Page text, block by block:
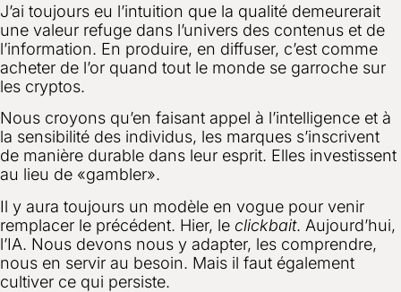
J’ai toujours eu l’intuition que la qualité demeurerait
une valeur refuge dans l’univers des contenus et de
l’information. En produire, en diffuser, c’est comme
acheter de l’or quand tout le monde se garroche sur
les cryptos.
Nous croyons qu’en faisant appel à l’intelligence et à
la sensibilité des individus, les marques s’inscrivent
de manière durable dans leur esprit. Elles investissent
au lieu de «gambler».
Il y aura toujours un modèle en vogue pour venir
remplacer le précédent. Hier, le clickbait. Aujourd’hui,
l’IA. Nous devons nous y adapter, les comprendre,
nous en servir au besoin. Mais il faut également
cultiver ce qui persiste.